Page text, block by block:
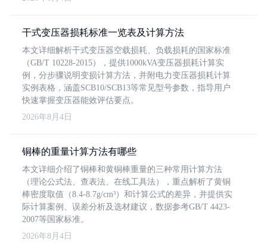
干式变压器损耗标准一览表及计算方法
本文详细解析干式变压器空载损耗、负载损耗的国家标准
（GB/T 10228-2015），提供1000kVA变压器损耗计算实
例，分步骤说明变损计算方法，并附电力变压器损耗计算
实例表格，涵盖SCB10/SCB13等常见型号参数，指导用户
快速掌握变压器能效评估要点。
2026年8月4日
铜棒的重量计算方法有哪些
本文详细介绍了铜棒和黄铜棒重量的三种常用计算方法
（理论公式法、查表法、在线工具法），重点解析了黄铜
棒密度取值（8.4-8.7g/cm³）和计算公式的差异，并提供实
际计算案例、误差分析及选材建议，数据参考GB/T 4423-
2007等国家标准。
2026年8月4日